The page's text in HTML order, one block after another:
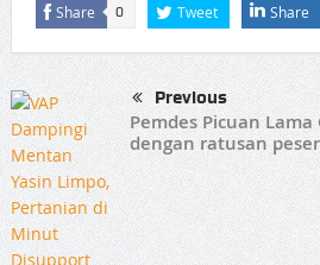
Share 0 Tweet Share
Previous
Pemdes Picuan
dengan ratusan